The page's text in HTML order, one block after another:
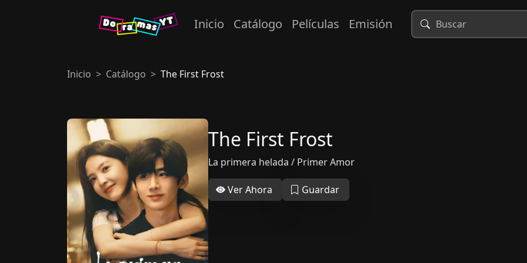
Inicio Catálogo Películas Emisión
Inicio Catálogo The First Frost
The First Frost
La primera helada / Primer Amor
Ver Ahora Guardar